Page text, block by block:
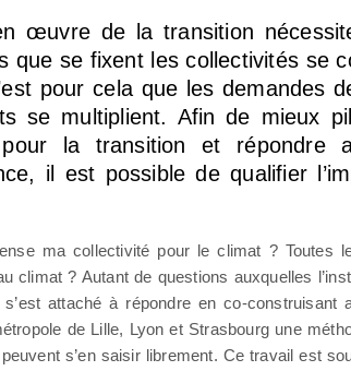
œuvre de la transition
que se fixent les collectivités se
pour cela que les demandes
se multiplient. Afin de mieux
pour la transition et répondre
il est possible de qualifier
ma collectivité pour le climat ? Toutes
climat ? Autant de questions auxquelles
attaché à répondre en co-
de Lille, Lyon et Strasbourg une
s’en saisir librement. Ce travail est